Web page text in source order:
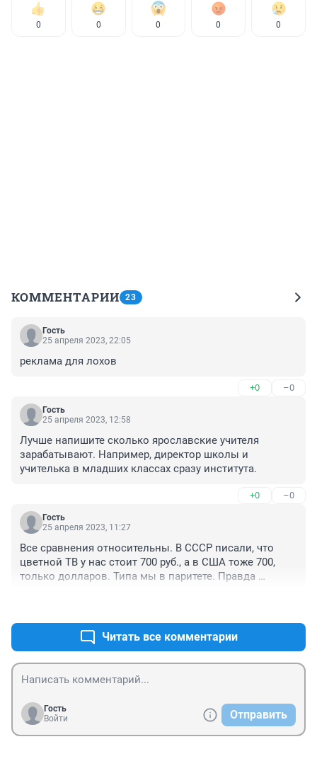
0 0 0 0 0
КОММЕНТАРИИ 23
Гость
25 апреля 2023, 22:05
реклама для лохов
+0 –0
Гость
25 апреля 2023, 12:58
Лучше напишите сколько ярославские учителя
зарабатывают. Например, директор школы и
учителька в младших классах сразу института.
+0 –0
Гость
25 апреля 2023, 11:27
Все сравнения относительны. В СССР писали, что
цветной ТВ у нас стоит 700 руб., а в США тоже 700,
только долларов. Типа мы в паритете. Правда
сколько можешь купить на полученное.
Читать все комментарии
Гость
Войти
Отправить